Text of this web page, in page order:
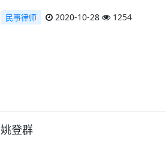
民事律师 2020-10-28 1254
姚登群